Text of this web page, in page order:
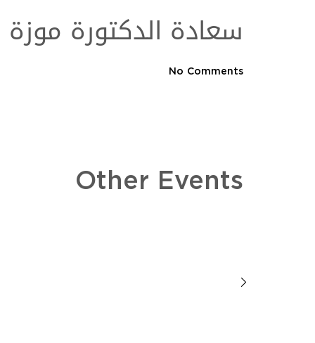
سعادة الدكتورة
No Comments
Other Events